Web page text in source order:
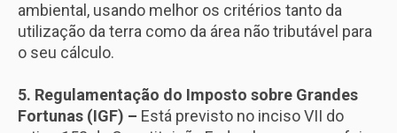
ambiental, usando melhor os critérios tanto da
utilização da terra como da área não tributável para
o seu cálculo.
5. Regulamentação do Imposto sobre Grandes
Fortunas (IGF) – Está previsto no inciso VII do